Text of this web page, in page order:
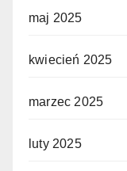
maj 2025
kwiecień 2025
marzec 2025
luty 2025